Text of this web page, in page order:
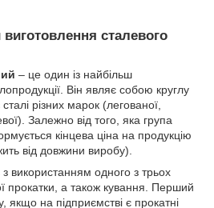
сталевого
– це один із найбільш
Він являє собою круглу
різних марок (легованої,
Залежно від того, яка група
кінцева ціна на продукцію
від довжини виробу).
використанням одного з трьох
прокатки, а також кування. Перший
на підприємстві є прокатні